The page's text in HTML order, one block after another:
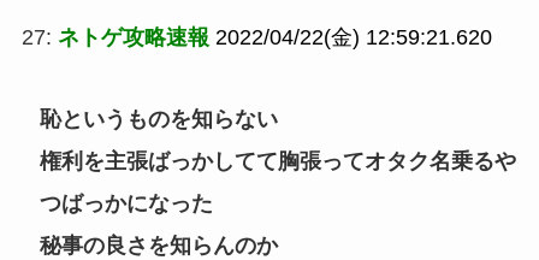
27: ネトゲ攻略速報 2022/04/22(金) 12:59:21.620
恥というものを知らない
権利を主張ばっかしてて胸張ってオタク名乗るや
つばっかになった
秘事の良さを知らんのか